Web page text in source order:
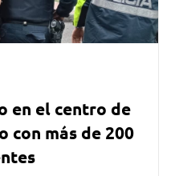
en el centro de
con más de 200